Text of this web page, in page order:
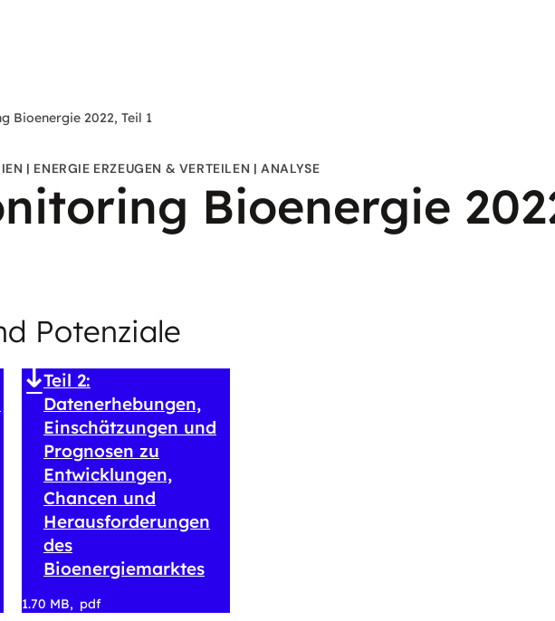
Bioenergie 2022, Teil 1
ENERGIE ERZEUGEN & VERTEILEN ANALYSE
Bioenergie
Potenziale
Teil 2:
Datenerhebungen,
Einschätzungen und
Prognosen zu
Entwicklungen,
Chancen und
Herausforderungen
des
Bioenergiemarktes
1.70 MB pdf